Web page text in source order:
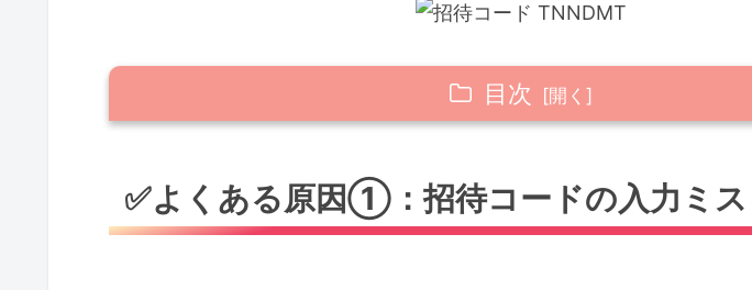
目次
✅よくある原因②：あなた or 相手が「本人確認」をしていない
✅よくある原因①：招待コードの入力ミス